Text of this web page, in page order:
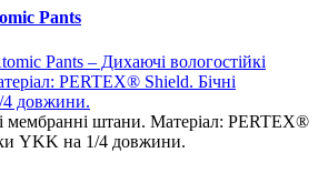
Pants
мембранні штани. Матеріал: PERTEX®
YKK на 1/4 довжини.